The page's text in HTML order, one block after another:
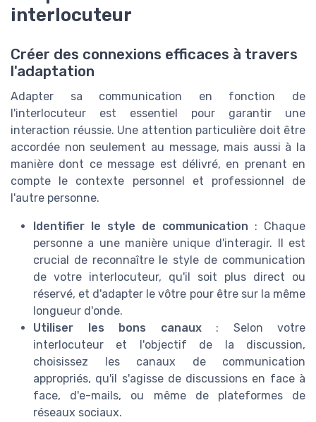
interlocuteur
Créer des connexions efficaces à travers
l'adaptation
Adapter sa communication en fonction de
l'interlocuteur est essentiel pour garantir une
interaction réussie. Une attention particulière doit être
accordée non seulement au message, mais aussi à la
manière dont ce message est délivré, en prenant en
compte le contexte personnel et professionnel de
l'autre personne.
Identifier le style de communication : Chaque
personne a une manière unique d'interagir. Il est
crucial de reconnaître le style de communication
de votre interlocuteur, qu'il soit plus direct ou
réservé, et d'adapter le vôtre pour être sur la même
longueur d'onde.
Utiliser les bons canaux: Selon votre
interlocuteur et l'objectif de la discussion,
choisissez les canaux de communication
appropriés, qu'il s'agisse de discussions en face à
face, d'e-mails, ou même de plateformes de
réseaux sociaux.